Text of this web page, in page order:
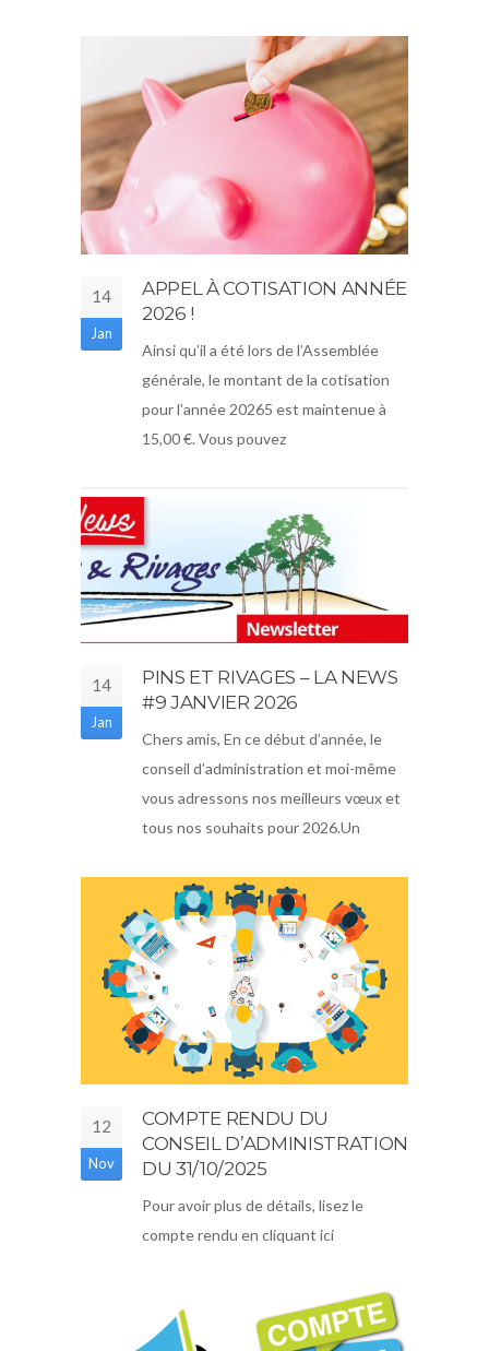
14
Jan
APPEL À COTISATION ANNÉE
2026 !
Ainsi qu’il a été lors de l’Assemblée
générale, le montant de la cotisation
pour l’année 20265 est maintenue à
15,00 €. Vous pouvez
14
Jan
PINS ET RIVAGES – LA NEWS
#9 JANVIER 2026
Chers amis, En ce début d’année, le
conseil d’administration et moi-même
vous adressons nos meilleurs vœux et
tous nos souhaits pour 2026.Un
12
Nov
COMPTE RENDU DU
CONSEIL D’ADMINISTRATION
DU 31/10/2025
Pour avoir plus de détails, lisez le
compte rendu en cliquant ici